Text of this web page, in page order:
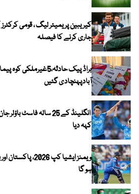
جاری کرنے کا فیصلہ
براڈ پیک
آبادپہنچادی گئیں
انگلینڈ کے 25 سالہ فاسٹ
کہہ دیا
ویمنز ایشیا کپ
ہو گا